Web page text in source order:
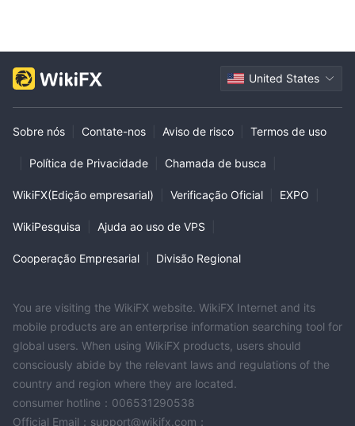
United States
Sobre nós Contate-nos Aviso de risco Termos de uso
Política de Privacidade Chamada de busca
WikiFX(Edição empresarial) Verificação Oficial EXPO
WikiPesquisa Ajuda ao uso de VPS
Cooperação Empresarial Divisão Regional
You are visiting the WikiFX website. WikiFX Internet and its
mobile products are an enterprise information searching tool for
global users. When using WikiFX products, users should
consciously abide by the relevant laws and regulations of the
country and region where they are located.
consumer hotline：006531290538
Official Email：support@wikifx.com；